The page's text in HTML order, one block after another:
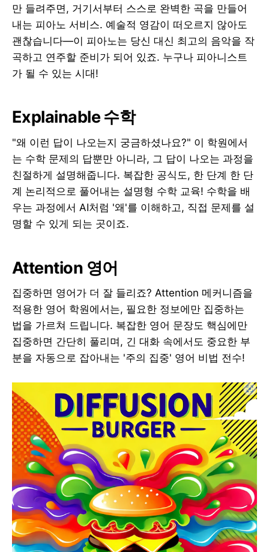
만 들려주면, 거기서부터 스스로 완벽한 곡을 만들어
내는 피아노 서비스. 예술적 영감이 떠오르지 않아도
괜찮습니다—이 피아노는 당신 대신 최고의 음악을 작
곡하고 연주할 준비가 되어 있죠. 누구나 피아니스트
가 될 수 있는 시대!
Explainable 수학
"왜 이런 답이 나오는지 궁금하셨나요?" 이 학원에서
는 수학 문제의 답뿐만 아니라, 그 답이 나오는 과정을
친절하게 설명해줍니다. 복잡한 공식도, 한 단계 한 단
계 논리적으로 풀어내는 설명형 수학 교육! 수학을 배
우는 과정에서 AI처럼 '왜'를 이해하고, 직접 문제를 설
명할 수 있게 되는 곳이죠.
Attention 영어
집중하면 영어가 더 잘 들리죠? Attention 메커니즘을
적용한 영어 학원에서는, 필요한 정보에만 집중하는
법을 가르쳐 드립니다. 복잡한 영어 문장도 핵심에만
집중하면 간단히 풀리며, 긴 대화 속에서도 중요한 부
분을 자동으로 잡아내는 '주의 집중' 영어 비법 전수!